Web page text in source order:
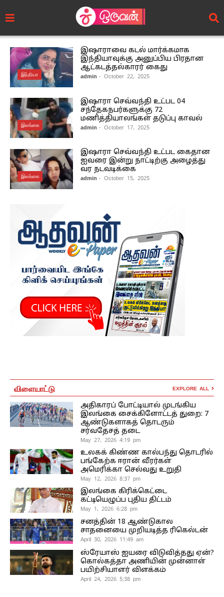
இந்தியா
இஷாராவை கடல் மார்க்கமாக
இந்தியாவுக்கு அனுப்பிய பிரதான
ஆட்கடத்தல்காரர் கைது
admin - October 22, 2025
இலங்கை
இஷாரா செவ்வந்தி உட்பட 04
சந்தேகநபர்களுக்கு 72
மணித்தியாலங்கள் தடுப்பு காவல்
admin - October 17, 2025
இலங்கை
இஷாரா செவ்வந்தி உட்பட கைதான
ஐவரை இன்று நாட்டிற்கு அழைத்து
வர நடவடிக்கை
admin - October 15, 2025
விளையாட்டு EXPLORE ALL
அதிகாரப் போட்டியால் முடங்கிய
இலங்கை சைக்கிளோட்டத் துறை: 7
ஆண்டுகளாகத் தொடரும்
சர்வதேசத் தடை
May 27, 2026 4:19 pm
உலகக் கிண்ண கால்பந்து தொடரில்
பங்கேற்க ஈரான் வீரர்கள்
அமெரிக்கா செல்வது உறுதி
May 12, 2026 8:37 pm
இலங்கை கிரிக்கெட்டை
கட்டியெழுப்ப புதிய திட்டம்
May 1, 2026 6:28 pm
சனத்தின் 18 ஆண்டுகால
சாதனையை முறியடித்த ரிகெல்டன்
April 30, 2026 11:49 am
ஸ்ரேயாஸ் ஐயரை விடுவித்தது ஏன்?
கொல்கத்தா அணியின் முன்னாள்
பயிற்சியாளர் விளக்கம்
April 24, 2026 5:38 pm